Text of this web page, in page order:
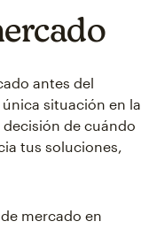
antes del
situación en la
de cuándo
tus soluciones,
mercado en